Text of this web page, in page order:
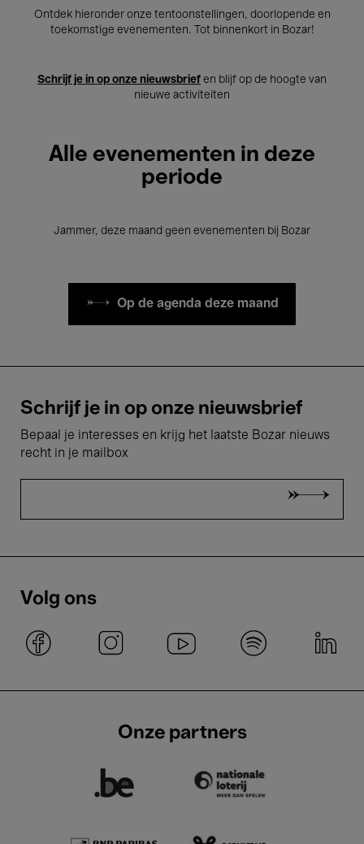
Ontdek hieronder onze tentoonstellingen, doorlopende en
toekomstige evenementen. Tot binnenkort in Bozar!
Schrijf je in op onze nieuwsbrief en blijf op de hoogte van
nieuwe activiteiten
Alle evenementen in deze
periode
Jammer, deze maand geen evenementen bij Bozar
Op de agenda deze maand
Schrijf je in op onze nieuwsbrief
Bepaal je interesses en krijg het laatste Bozar nieuws
recht in je mailbox
Volg ons
Onze partners